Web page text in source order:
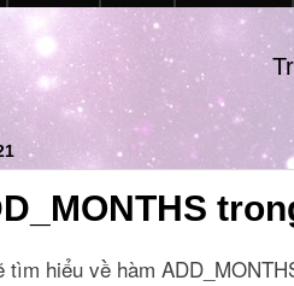
tìm hiểu về hàm